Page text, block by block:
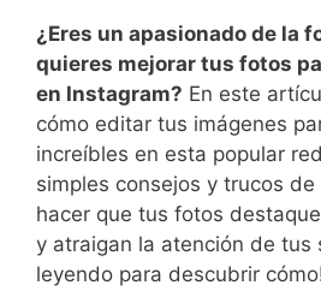
¿Eres un apasionado de la
quieres mejorar tus fotos
en Instagram? En este
cómo editar tus imágenes
increíbles en esta popular
simples consejos y trucos
hacer que ​tus fotos
y ⁣atraigan la atención de tus
leyendo para descubrir